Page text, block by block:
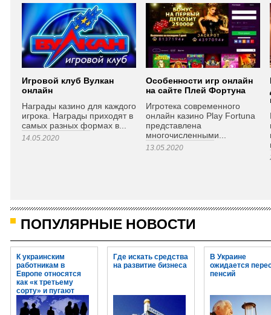
Игровой клуб Вулкан
онлайн
Награды казино для каждого
игрока. Награды приходят в
самых разных формах в...
14.05.2020
Особенности игр онлайн
на сайте Плей Фортуна
Игротека современного
онлайн казино Play Fortuna
представлена
многочисленными...
13.05.2020
ПОПУЛЯРНЫЕ НОВОСТИ
К украинским
работникам в
Европе относятся
как «к третьему
сорту» и пугают
огромными
штрафами
Где искать средства
на развитие бизнеса
В Украине
ожидается
пенсий